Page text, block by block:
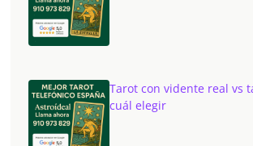
Tarot con vidente real vs
cuál elegir